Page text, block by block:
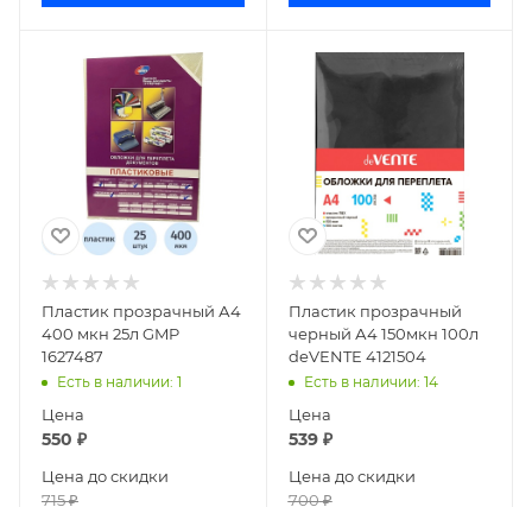
Пластик прозрачный А4
400 мкн 25л GMP
1627487
Есть в наличии: 1
Цена
550 ₽
Цена до скидки
715₽
Пластик прозрачный
черный А4 150мкн 100л
deVENTE 4121504
Есть в наличии: 14
Цена
539₽
Цена до скидки
700₽